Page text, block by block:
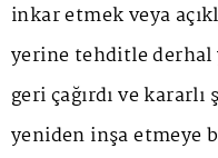
inkar etmek veya
yerine tehditle derhal
geri çağırdı ve
yeniden inşa etmeye